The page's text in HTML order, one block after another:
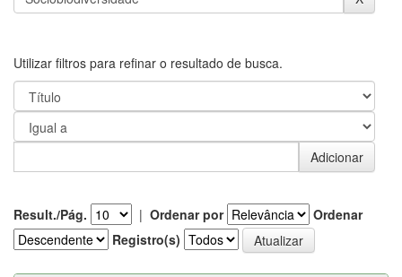
Utilizar filtros para refinar o resultado de busca.
Result./Pág. | Ordenar por
Ordenar
Registro(s)